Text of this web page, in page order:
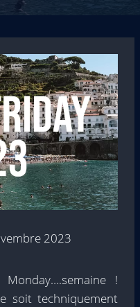
2023
​​Monday….semaine !
soit techniquement